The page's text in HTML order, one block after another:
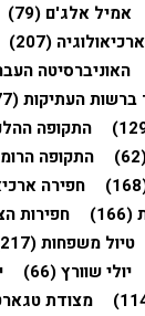
אמיל אלג'ם (79)
ארכיאולוגיה (207)
האוניברסיטה
ברשות העתיקות(77)
התקופה
התקופה
חפירה
(166) חפירות
טיול משפחות(217)
יולי שוורץ(66)
מצודת